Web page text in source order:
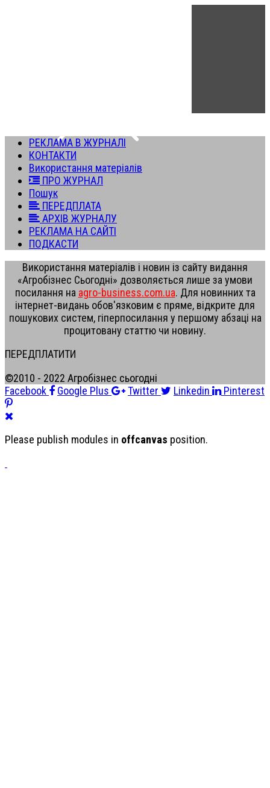
РЕКЛАМА В ЖУРНАЛІ
КОНТАКТИ
Використання матеріалів
ПРО ЖУРНАЛ
Пошук
ПЕРЕДПЛАТА
АРХІВ ЖУРНАЛУ
РЕКЛАМА НА САЙТІ
ПОДКАСТИ
Використання матеріалів і новин із сайту видання
«Агробізнес Сьогодні» дозволяється лише за умови
посилання на agro-business.com.ua. Для новинних та
інтернет-видань обов'язковим є пряме, відкрите для
пошукових систем, гіперпосилання у першому абзаці на
процитовану статтю чи новину.
ПЕРЕДПЛАТИТИ
©2010 - 2022 Агробізнес сьогодні
Facebook
Google Plus Twitter Linkedin Pinterest
Please publish modules in offcanvas position.